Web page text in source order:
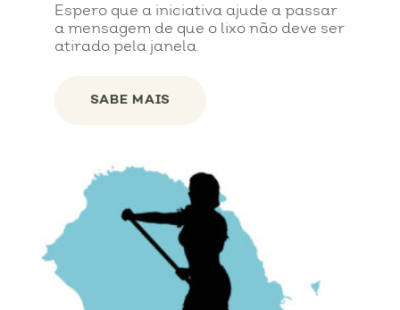
Espero que a iniciativa ajude a passar
a mensagem de que o lixo não deve ser
atirado pela janela.
SABE MAIS